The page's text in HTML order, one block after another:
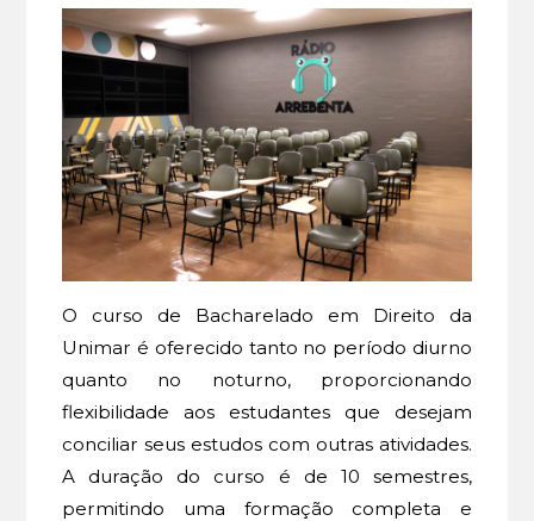
O curso de Bacharelado em Direito da
Unimar é oferecido tanto no período diurno
quanto no noturno, proporcionando
flexibilidade aos estudantes que desejam
conciliar seus estudos com outras atividades.
A duração do curso é de 10 semestres,
permitindo uma formação completa e